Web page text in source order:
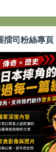
擂司粉絲專頁